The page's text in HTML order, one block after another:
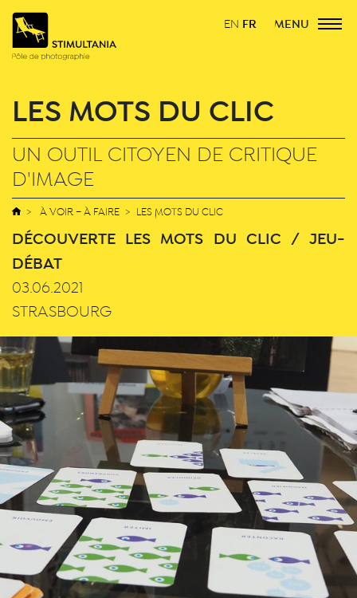
EN FR MENU
LES MOTS DU CLIC
UN OUTIL CITOYEN DE CRITIQUE
D'IMAGE
À VOIR – À FAIRE LES MOTS DU CLIC
DÉCOUVERTE LES MOTS DU CLIC / JEU-
DÉBAT
03.06.2021
STRASBOURG